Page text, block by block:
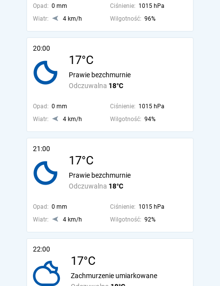
Opad: 0 mm Ciśnienie: 1015 hPa
Wiatr:
4 km/h Wilgotność: 96%
20:00
17°C
Odczuwalna 18°C
Prawie bezchmurnie
Opad: 0 mm Ciśnienie: 1015 hPa
Wiatr:
4 km/h Wilgotność: 94%
21:00
17°C
Odczuwalna 18°C
Prawie bezchmurnie
Opad: 0 mm Ciśnienie: 1015 hPa
Wiatr:
4 km/h Wilgotność: 92%
22:00
17°C
Zachmurzenie umiarkowane